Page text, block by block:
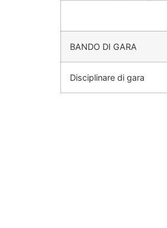
BANDO DI GARA
Disciplinare di gara